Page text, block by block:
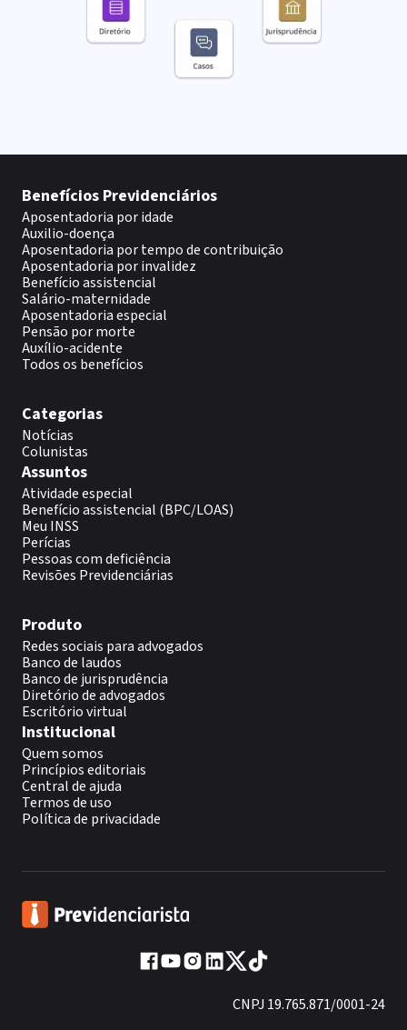
Benefícios Previdenciários
Aposentadoria por idade
Auxilio-doença
Aposentadoria por tempo de contribuição
Aposentadoria por invalidez
Benefício assistencial
Salário-maternidade
Aposentadoria especial
Pensão por morte
Auxílio-acidente
Todos os benefícios
Categorias
Notícias
Colunistas
Assuntos
Atividade especial
Benefício assistencial (BPC/LOAS)
Meu INSS
Perícias
Pessoas com deficiência
Revisões Previdenciárias
Produto
Redes sociais para advogados
Banco de laudos
Banco de jurisprudência
Diretório de advogados
Escritório virtual
Institucional
Quem somos
Princípios editoriais
Central de ajuda
Termos de uso
Política de privacidade
CNPJ 19.765.871/0001-24